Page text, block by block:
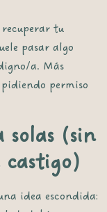
tu
pasar algo
a. Más
permiso
solas (sin
castigo)
idea escondida: